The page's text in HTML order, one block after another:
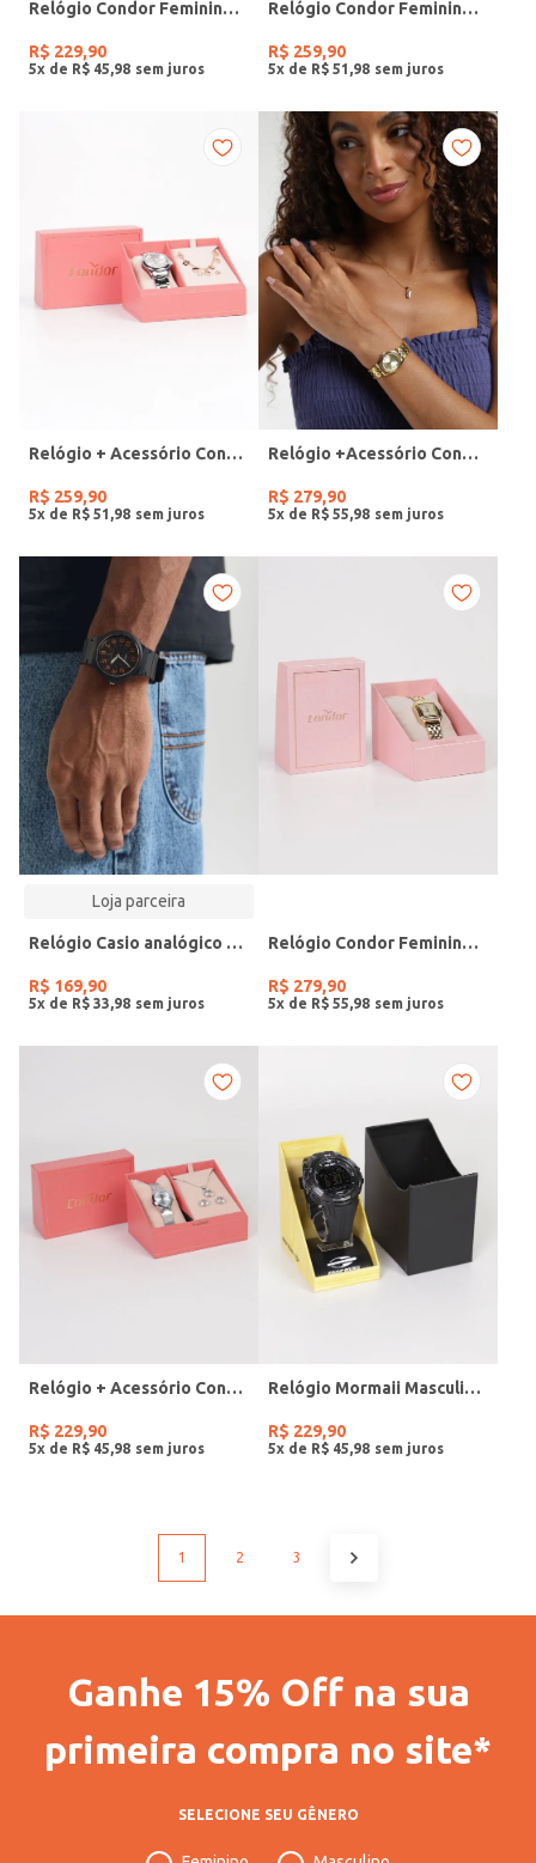
Relógio Condor Feminino PRATA
R$ 229,90
5x de R$ 45 98
Relógio Condor Feminino DOURADO
R$ 259,90
5x de R$ 51 98
Relógio + Acessório Condor Feminino PRATA
R$ 259,90
5x de R$ 51 98
Relógio +Acessório Condor Feminino DOURADO
R$ 279,90
5x de R$ 55 98
Loja parceira
Relógio Casio analógico MW-240-4BVDF-SC
R$ 169,90
5x de R$ 33 98
Relógio Condor Feminino DOURADO
R$ 279,90
5x de R$ 55 98
Relógio + Acessório Condor Feminino PRATA
R$ 229,90
5x de R$ 45 98
Relógio Mormaii Masculino PRETO
R$ 229,90
5x de R$ 45 98
1 2 3
Ganhe 15% Off na sua
primeira compra no site*
SELECIONE SEU GÊNERO